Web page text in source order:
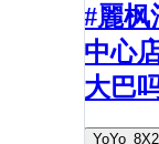
#麗枫
中心
大巴